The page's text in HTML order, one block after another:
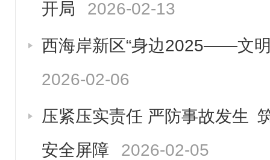
开局
2026-02-13
西海岸新区“身边2025——文
2026-02-06
压紧压实责任 严防事故发生
安全屏障
2026-02-05